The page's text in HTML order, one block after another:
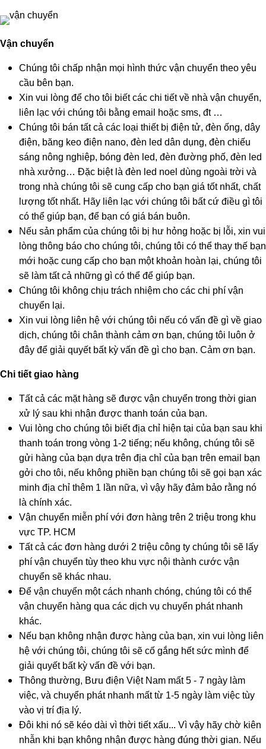
Vận chuyển
Chúng tôi chấp nhận mọi hình thức vận chuyển theo yêu
cầu bên bạn.
Xin vui lòng để cho tôi biết các chi tiết về nhà vận chuyển,
liên lạc với chúng tôi bằng email hoặc sms, đt …
Chúng tôi bán tất cả các loại thiết bị điện tử, đèn ống, dây
điện, băng keo điện nano, đèn led dân dụng, đèn chiếu
sáng nông nghiệp, bóng đèn led, đèn đường phố, đèn led
nhà xưởng… Đặc biệt là đèn led noel dùng ngoài trời và
trong nhà chúng tôi sẽ cung cấp cho bạn giá tốt nhất, chất
lượng tốt nhất. Hãy liên lạc với chúng tôi bất cứ điều gì tôi
có thể giúp bạn, để bạn có giá bán buôn.
Nếu sản phẩm của chúng tôi bị hư hỏng hoặc bị lỗi, xin vui
lòng thông báo cho chúng tôi, chúng tôi có thể thay thế bạn
mới hoặc cung cấp cho bạn một khoản hoàn lại, chúng tôi
sẽ làm tất cả những gì có thể để giúp bạn.
Chúng tôi không chịu trách nhiệm cho các chi phí vận
chuyển lại.
Xin vui lòng liên hệ với chúng tôi nếu có vấn đề gì về giao
dịch, chúng tôi chân thành cảm ơn bạn, chúng tôi luôn ở
đây để giải quyết bất kỳ vấn đề gì cho bạn. Cảm ơn bạn.
Chi tiết giao hàng
Tất cả các mặt hàng sẽ được vận chuyển trong thời gian
xử lý sau khi nhận được thanh toán của bạn.
Vui lòng cho chúng tôi biết địa chỉ hiện tại của bạn sau khi
thanh toán trong vòng 1-2 tiếng; nếu không, chúng tôi sẽ
gửi hàng của bạn dựa trên địa chỉ của bạn trên email bạn
gởi cho tôi, nếu không phiền bạn chúng tôi sẽ gọi bạn xác
minh địa chỉ thêm 1 lần nữa, vì vậy hãy đảm bảo rằng nó
là chính xác.
Vận chuyển miễn phí với đơn hàng trên 2 triệu trong khu
vực TP. HCM
Tất cả các đơn hàng dưới 2 triệu công ty chúng tôi sẽ lấy
phí vận chuyển tùy theo khu vực nội thành cước vận
chuyển sẽ khác nhau.
Để vận chuyển một cách nhanh chóng, chúng tôi có thể
vận chuyển hàng qua các dịch vụ chuyển phát nhanh
khác.
Nếu bạn không nhận được hàng của bạn, xin vui lòng liên
hệ với chúng tôi, chúng tôi sẽ cố gắng hết sức mình để
giải quyết bất kỳ vấn đề với bạn.
Thông thường, Bưu điện Việt Nam mất 5 - 7 ngày làm
việc, và chuyển phát nhanh mất từ 1-5 ngày làm việc tùy
vào vị trí địa lý.
Đôi khi nó sẽ kéo dài vì thời tiết xấu... Vì vậy hãy chờ kiên
nhẫn khi bạn không nhận được hàng đúng thời gian. Nếu